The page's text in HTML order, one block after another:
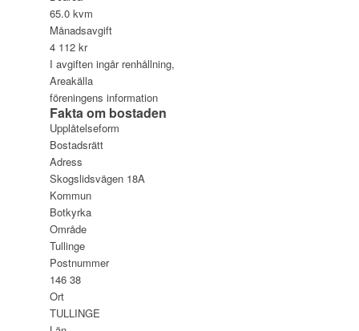
65.0 kvm
Månadsavgift
4 112 kr
I avgiften ingår renhållning,
Areakälla
föreningens information
Fakta om bostaden
Upplåtelseform
Bostadsrätt
Adress
Skogslidsvägen 18A
Kommun
Botkyrka
Område
Tullinge
Postnummer
146 38
Ort
TULLINGE